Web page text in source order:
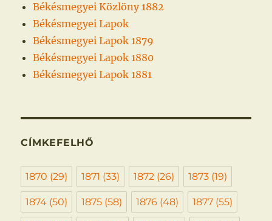
Békésmegyei Közlöny 1882
Békésmegyei Lapok
Békésmegyei Lapok 1879
Békésmegyei Lapok 1880
Békésmegyei Lapok 1881
CÍMKEFELHŐ
1870 (29) 1871 (33) 1872 (26) 1873 (19)
1874 (50) 1875 (58) 1876 (48) 1877 (55)